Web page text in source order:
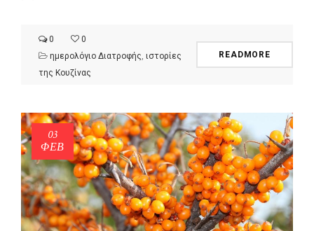
0
0
ημερολόγιο Διατροφής ιστορίες
της Κουζίνας
READMORE
03
ΦΕΒ